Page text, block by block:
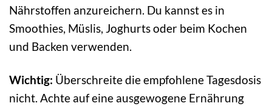
Nährstoffen anzureichern. Du kannst es in
Smoothies, Müslis, Joghurts oder beim Kochen
und Backen verwenden.
Wichtig: Überschreite die empfohlene Tagesdosis
nicht. Achte auf eine ausgewogene Ernährung